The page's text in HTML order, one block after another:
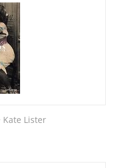
Kate Lister